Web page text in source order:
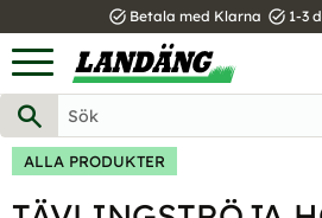
Meny
task_alt Betala med Klarna task_alt 1-3
ALLA PRODUKTER